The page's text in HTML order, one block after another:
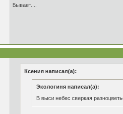
Бывает....
Ксения написал(а):
Экологиня написал(а):
В выси небес сверкая